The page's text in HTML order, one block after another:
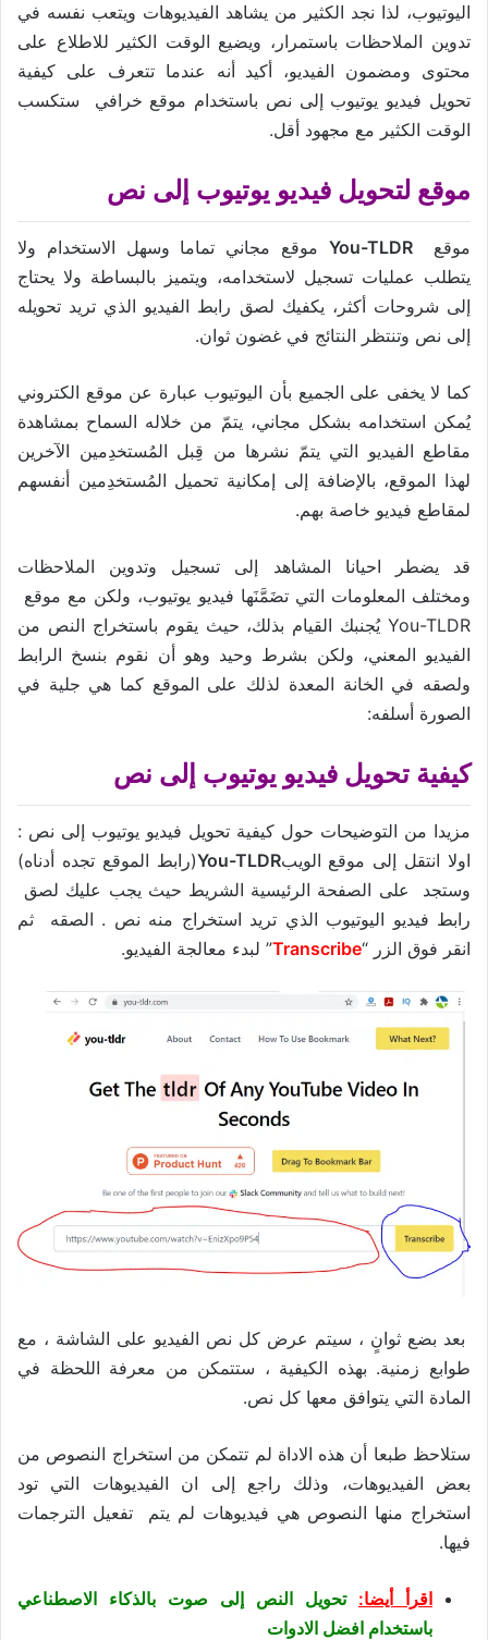
اليوتيوب، لذا نجد الكثير من يشاهد الفيديوهات ويتعب نفسه في
تدوين الملاحظات باستمرار، ويضيع الوقت الكثير للاطلاع على
محتوى ومضمون الفيديو، أكيد أنه عندما تتعرف على كيفية
تحويل فيديو يوتيوب إلى نص باستخدام موقع خرافي ستكسب
الوقت الكثير مع مجهود أقل.
موقع لتحويل فيديو يوتيوب إلى نص
موقعYou-TLDR موقع مجاني تماما وسهل الاستخدام ولا
يتطلب عمليات تسجيل لاستخدامه، ويتميز بالبساطة ولا يحتاج
إلى شروحات أكثر، يكفيك لصق رابط الفيديو الذي تريد تحويله
إلى نص وتنتظر النتائج في غضون ثوان.
كما لا يخفى على الجميع بأن اليوتيوب عبارة عن موقع الكتروني
يُمكن استخدامه بشكل مجاني، يتمّ من خلاله السماح بمشاهدة
مقاطع الفيديو التي يتمّ نشرها من قِبل المُستخدِمين الآخرين
لهذا الموقع، بالإضافة إلى إمكانية تحميل المُستخدِمين أنفسهم
لمقاطع فيديو خاصة بهم.
قد يضطر احيانا المشاهد إلى تسجيل وتدوين الملاحظات
ومختلف المعلومات التي تضَمَّنَها فيديو يوتيوب، ولكن مع موقع
You-TLDR يُجنبك القيام بذلك، حيث يقوم باستخراج النص من
الفيديو المعني، ولكن بشرط وحيد وهو أن نقوم بنسخ الرابط
ولصقه في الخانة المعدة لذلك على الموقع كما هي جلية في
الصورة أسلفه:
كيفية تحويل فيديو يوتيوب إلى نص
مزيدا من التوضيحات حول كيفية تحويل فيديو يوتيوب إلى نص :
اولا انتقل إلى موقع الويبYou-TLDR(رابط الموقع تجده أدناه)
وستجد على الصفحة الرئيسية الشريط حيث يجب عليك لصق
رابط فيديو اليوتيوب الذي تريد استخراج منه نص . الصقه ثم
انقر فوق الزر “Transcribe” لبدء معالجة الفيديو.
بعد بضع ثوانٍ ، سيتم عرض كل نص الفيديو على الشاشة ، مع
طوابع زمنية. بهذه الكيفية ، ستتمكن من معرفة اللحظة في
المادة التي يتوافق معها كل نص.
ستلاحظ طبعا أن هذه الاداة لم تتمكن من استخراج النصوص من
بعض الفيديوهات، وذلك راجع إلى ان الفيديوهات التي تود
استخراج منها النصوص هي فيديوهات لم يتم تفعيل الترجمات
فيها.
اقرأ أيضا: تحويل النص إلى صوت بالذكاء الاصطناعي
باستخدام افضل الادوات